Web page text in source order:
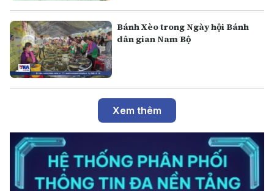
Bánh Xèo trong Ngày hội Bánh
dân gian Nam Bộ
Xem thêm